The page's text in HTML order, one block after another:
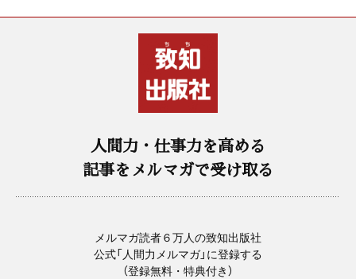
人間力・仕事力を高める
記事をメルマガで受け取る
メルマガ読者６万人の致知出版社
公式「人間力メルマガ」に登録する
（登録無料・特典付き）